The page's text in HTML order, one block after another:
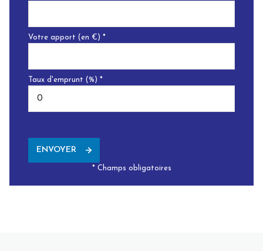
Votre apport (en €) *
Taux d'emprunt (%) *
ENVOYER
* Champs obligatoires